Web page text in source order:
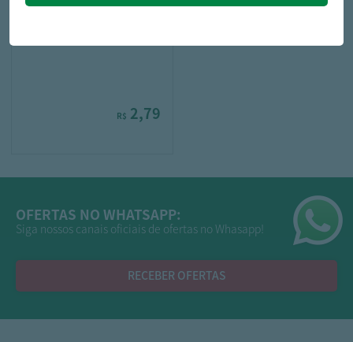
R$ 2,79
OFERTAS NO WHATSAPP:
Siga nossos canais oficiais de ofertas no Whasapp!
RECEBER OFERTAS